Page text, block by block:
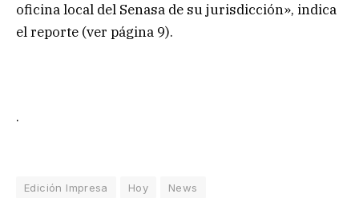
oficina local del Senasa de su jurisdicción», indica
el reporte (ver página 9).
.
Edición Impresa Hoy News